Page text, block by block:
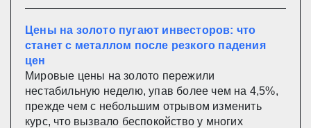
Цены на золото пугают инвесторов: что
станет с металлом после резкого падения
цен
Мировые цены на золото пережили
нестабильную неделю, упав более чем на 4,5%,
прежде чем с небольшим отрывом изменить
курс, что вызвало беспокойство у многих